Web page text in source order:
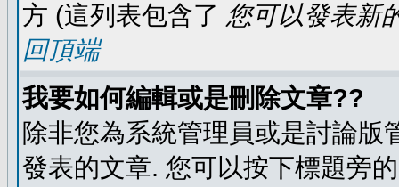
方 (這列表包含了 您可以發表新
回頂端
我要如何編輯或是刪除文章??
除非您為系統管理員或是討論
發表的文章. 您可以按下標題旁